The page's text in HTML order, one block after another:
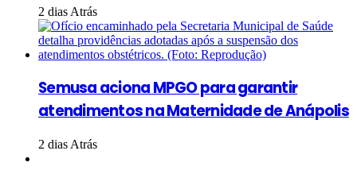
2 dias Atrás
Semusa aciona MPGO para garantir
atendimentos na Maternidade de Anápolis
2 dias Atrás